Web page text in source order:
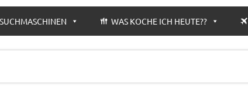
SUCHMASCHINEN WAS KOCHE ICH HEUTE??